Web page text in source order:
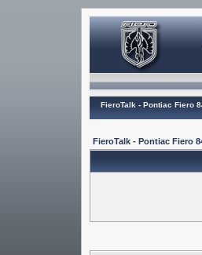
FieroTalk - Pontiac Fiero
FieroTalk - Pontiac Fiero